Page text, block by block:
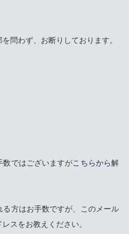
問わず、お断りしております。
数ではございますがこちらから解
る方はお手数ですが、このメール
スをお教えください。